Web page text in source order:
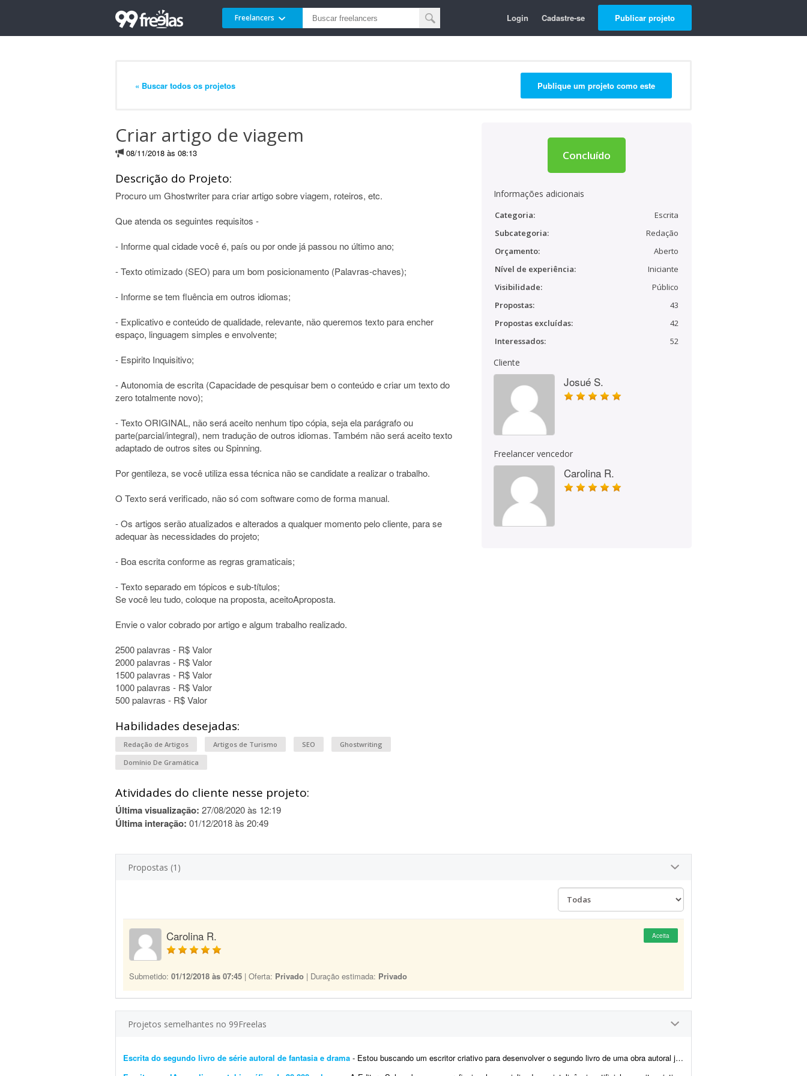
Freelancers Login Cadastre-se Publicar projeto
« Buscar todos os projetos Publique um projeto como este
Criar artigo de viagem
08/11/2018 às 08:13
Descrição do Projeto:
Procuro um Ghostwriter para criar artigo sobre viagem, roteiros, etc.
Que atenda os seguintes requisitos -
- Informe qual cidade você é, país ou por onde já passou no último ano;
- Texto otimizado (SEO) para um bom posicionamento (Palavras-chaves);
- Informe se tem fluência em outros idiomas;
- Explicativo e conteúdo de qualidade, relevante, não queremos texto para encher
espaço, linguagem simples e envolvente;
- Espirito Inquisitivo;
- Autonomia de escrita (Capacidade de pesquisar bem o conteúdo e criar um texto do
zero totalmente novo);
- Texto ORIGINAL, não será aceito nenhum tipo cópia, seja ela parágrafo ou
parte(parcial/integral), nem tradução de outros idiomas. Também não será aceito texto
adaptado de outros sites ou Spinning.
Por gentileza, se você utiliza essa técnica não se candidate a realizar o trabalho.
O Texto será verificado, não só com software como de forma manual.
- Os artigos serão atualizados e alterados a qualquer momento pelo cliente, para se
adequar às necessidades do projeto;
- Boa escrita conforme as regras gramaticais;
- Texto separado em tópicos e sub-títulos;
Se você leu tudo, coloque na proposta, aceitoAproposta.
Envie o valor cobrado por artigo e algum trabalho realizado.
2500 palavras - R$ Valor
2000 palavras - R$ Valor
1500 palavras - R$ Valor
1000 palavras - R$ Valor
500 palavras - R$ Valor
Habilidades desejadas:
Redação de Artigos Artigos de Turismo SEO
Ghostwriting
Domínio De Gramática
Atividades do cliente nesse projeto:
Última visualização: 27/08/2020 às 12:19
Última interação: 01/12/2018 às 20:49
Concluído
Informações adicionais
Categoria:
Escrita
Subcategoria:
Redação
Orçamento:
Aberto
Nível de experiência:
Iniciante
Visibilidade:
Público
Propostas:
43
Propostas excluídas:
42
Interessados:
52
Cliente
Josué S.
Freelancer vencedor
Carolina R.
Propostas (1)
Carolina R. Aceita
Submetido: 01/12/2018 às 07:45 | Oferta: Privado | Duração estimada: Privado
Projetos semelhantes no 99Freelas
Escrita do segundo livro de série autoral de fantasia e drama - Estou buscando um escritor criativo para desenvolver o segundo livro de uma obra autoral já iniciada. O projeto será uma continuação direta do primeiro livro, mantendo ...